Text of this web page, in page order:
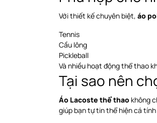
Với thiết kế chuyên biệt, áo
Tennis
Cầu lông
Pickleball
Và nhiều hoạt động thể thao
Tại sao nên
Áo Lacoste thể thao không
giúp bạn tự tin thể hiện cá